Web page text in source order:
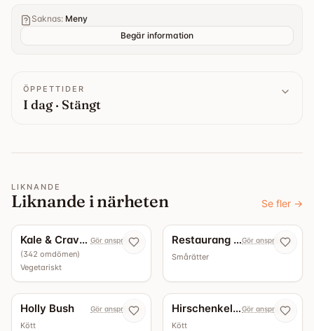
Saknas: Meny
Begär information
ÖPPETTIDER
I dag · Stängt
LIKNANDE
Liknande i närheten Se fler →
Kale & Crave Roslagsgatan Gör anspråk nu
(342 omdömen)
Vegetariskt
Restaurang Sjö & LandGör anspråk nu
Smårätter
Holly Bush Gör anspråk nu
Kött
Hirschenkeller HornsgatanGör anspråk nu
Kött